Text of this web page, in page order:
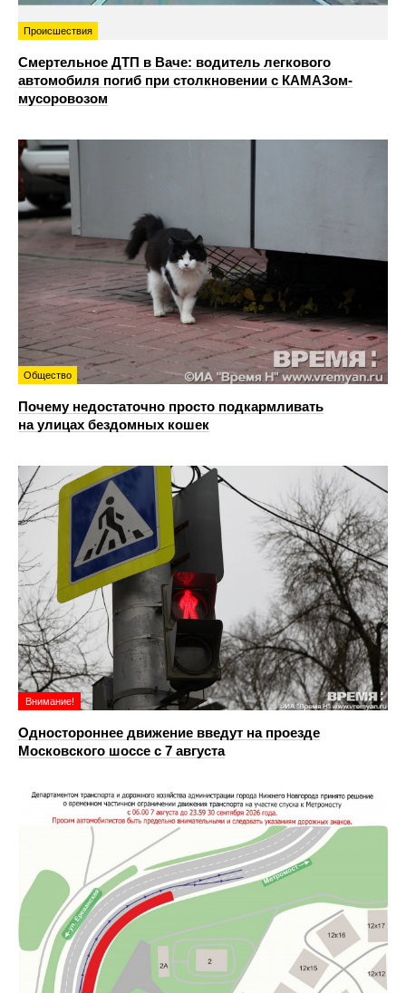
Происшествия
Смертельное ДТП в Ваче: водитель легкового
автомобиля погиб при столкновении с КАМАЗом-
мусоровозом
Общество
Почему недостаточно просто подкармливать
на улицах бездомных кошек
Внимание!
Одностороннее движение введут на проезде
Московского шоссе с 7 августа